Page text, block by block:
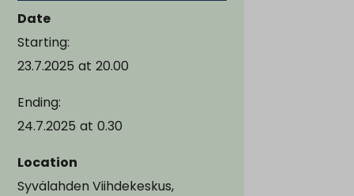
Date
Starting:
23.7.2025 at 20.00
Ending:
24.7.2025 at 0.30
Location
Syvälahden Viihdekeskus,